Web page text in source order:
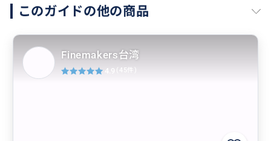
このガイドの他の商品
Finemakers台湾
4.9 (45件)